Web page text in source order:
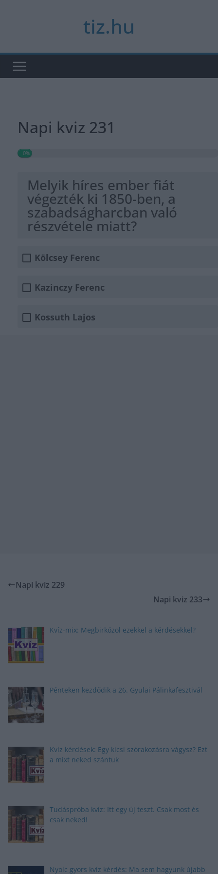
tiz.hu
Napi kviz 231
0%
Melyik híres ember fiát
végezték ki 1850-ben, a
szabadságharcban való
részvétele miatt?
Kölcsey Ferenc
Kazinczy Ferenc
Kossuth Lajos
Napi kviz 229
Napi kviz 233
Kvíz-mix: Megbirkózol ezekkel a kérdésekkel?
Pénteken kezdődik a 26. Gyulai Pálinkafesztivál
Kvíz kérdések: Egy kicsi szórakozásra vágysz? Ezt
a mixt neked szántuk
Tudáspróba kvíz: Itt egy új teszt. Csak most és
csak neked!
Nyolc gyors kvíz kérdés: Ma sem hagyunk újabb